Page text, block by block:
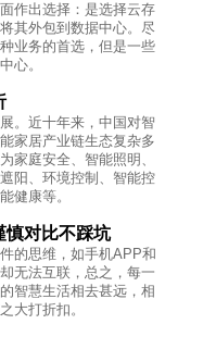
作出选择：是选择云存
其外包到数据中心。尽
业务的首选，但是一些
心。
。近十年来，中国对智
家居产业链生态复杂多
家庭安全、智能照明、
阳、环境控制、智能控
健康等。
慎对比不踩坑
的思维，如手机APP和
无法互联，总之，每一
智慧生活相去甚远，相
大打折扣。